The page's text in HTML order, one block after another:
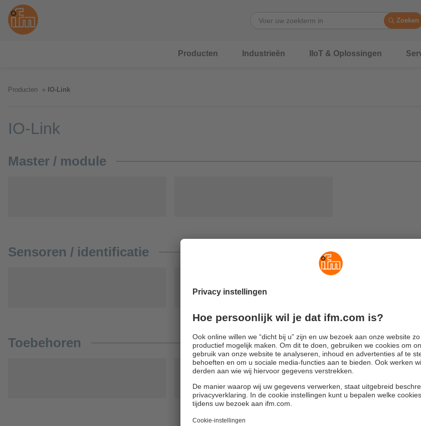
Zoeken
Producten Industrieën IIoT & Oplossingen
Producten IO-Link
IO-Link
Master / module
Sensoren / identificatie
Toebehoren